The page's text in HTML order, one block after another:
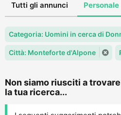
Tutti gli annunci Personale
Categoria: Uomini in cerca di
Città: Monteforte d'Alpone
Non siamo riusciti a
la tua ricerca...